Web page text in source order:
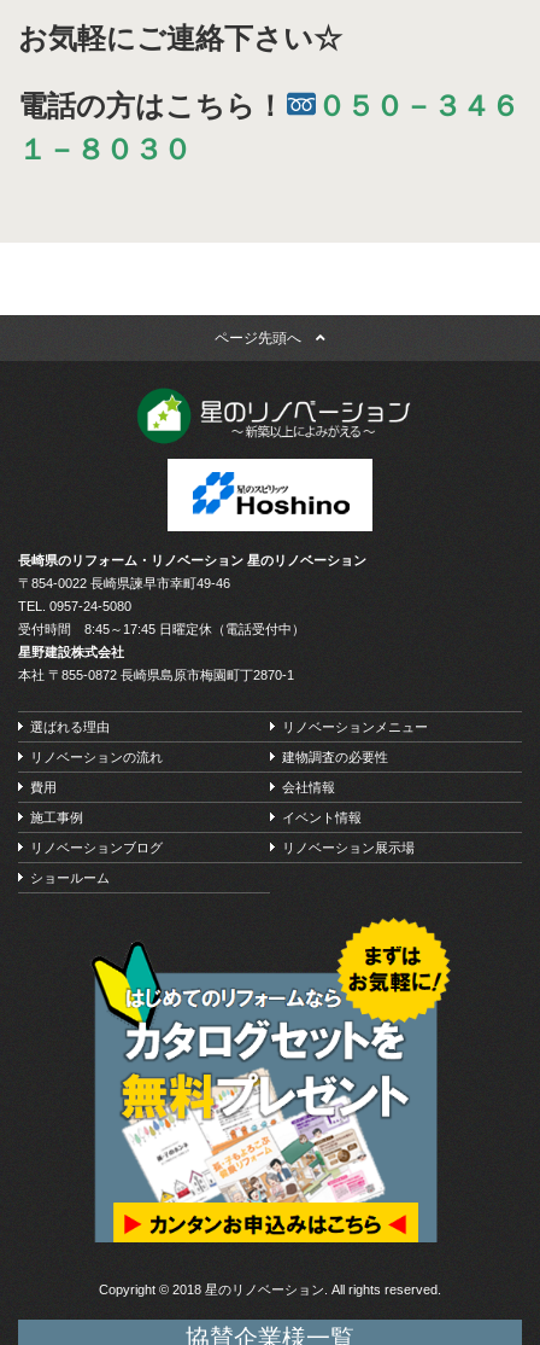
お気軽にご連絡下さい☆
電話の方はこちら！
０５０－３４６
１－８０３０
ページ先頭へ
長崎県のリフォーム・リノベーション 星のリノベーション
〒854-0022 長崎県諫早市幸町49-46
TEL. 0957-24-5080
受付時間 8:45～17:45 日曜定休（電話受付中）
星野建設株式会社
本社 〒855-0872 長崎県島原市梅園町丁2870-1
選ばれる理由 リノベーションメニュー
リノベーションの流れ 建物調査の必要性
費用 会社情報
施工事例 イベント情報
リノベーションブログ リノベーション展示場
ショールーム
Copyright © 2018 星のリノベーション. All rights reserved.
協賛企業様一覧